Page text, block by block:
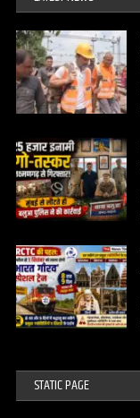
STATIC PAGE